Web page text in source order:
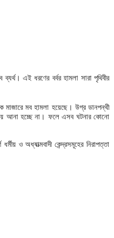
এই ধরণের বর্বর হামলা সারা পৃথিবীর
মাজারে মব হামলা হয়েছে। উগ্র ডানপন্থী
আনা হচ্ছে না। ফলে এসব ঘটনার কোনো
ও অধ্যাত্মবাদী কেন্দ্রসমূহের নিরাপত্তা